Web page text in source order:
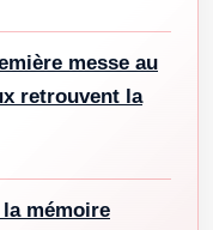
messe au
retrouvent la
la mémoire